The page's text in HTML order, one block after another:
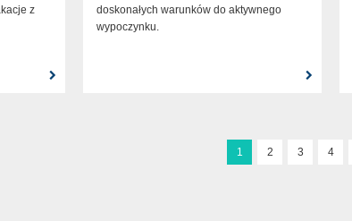
z
doskonałych warunków do aktywnego
wypoczynku.
1 2 3 4